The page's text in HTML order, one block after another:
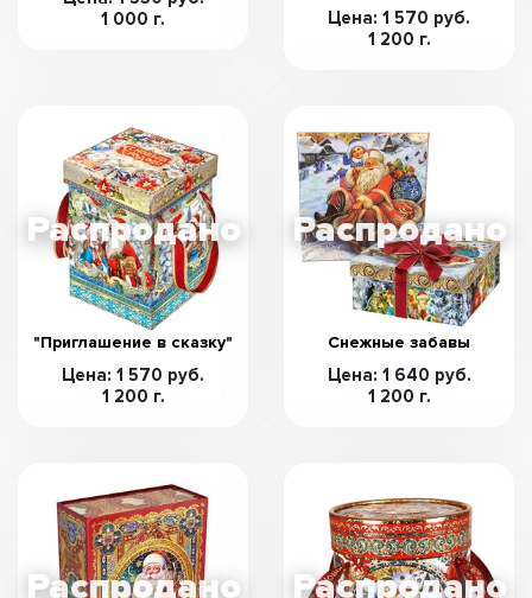
1 000 г.
Цена: 1 570 руб.
1 200 г.
"Приглашение в сказку"
Цена: 1 570 руб.
1 200 г.
Снежные забавы
Цена: 1 640 руб.
1 200 г.